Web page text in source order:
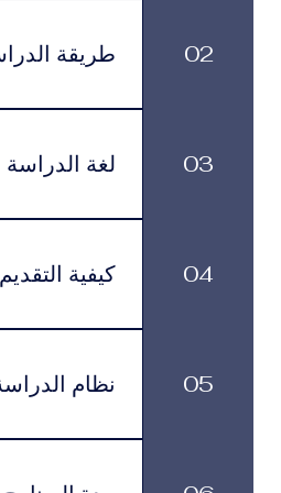
الرسوم
02 طريقة
لموافقة التأشيرة وأنظمة السفر.
03 لغة الدراسة
يتم تقديم البرنامج باللغة العربية.
04 كيفية التقديم
يمكن تقديم طلب
القبول بمساعدتك خلال جميع مراحل التقديم والتسجيل.
05 نظام
يتم تقديم